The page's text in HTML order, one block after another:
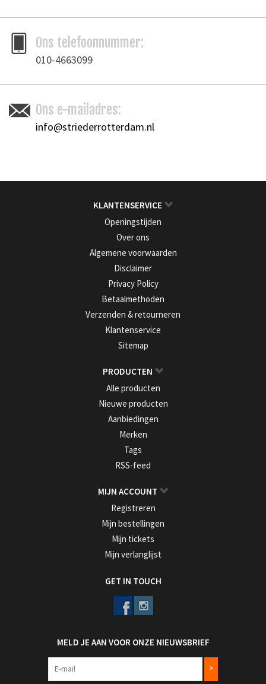
Merk
Toevoegen om te vergelijken
Ons telefoonnummer:
010-4663099
Ons e-mailadres:
info@striederrotterdam.nl
KLANTENSERVICE
Openingstijden
Over ons
Algemene voorwaarden
Disclaimer
Privacy Policy
Betaalmethoden
Verzenden & retourneren
Klantenservice
Sitemap
PRODUCTEN
Alle producten
Nieuwe producten
Aanbiedingen
Merken
Tags
RSS-feed
MIJN ACCOUNT
Registreren
Mijn bestellingen
Mijn tickets
Mijn verlanglijst
GET IN TOUCH
MELD JE AAN VOOR ONZE NIEUWSBRIEF
>